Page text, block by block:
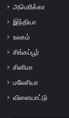
அமெரிக்கா
இந்தியா
உலகம்
சிங்கப்பூர்
சினிமா
மலேசியா
விளையாட்டு